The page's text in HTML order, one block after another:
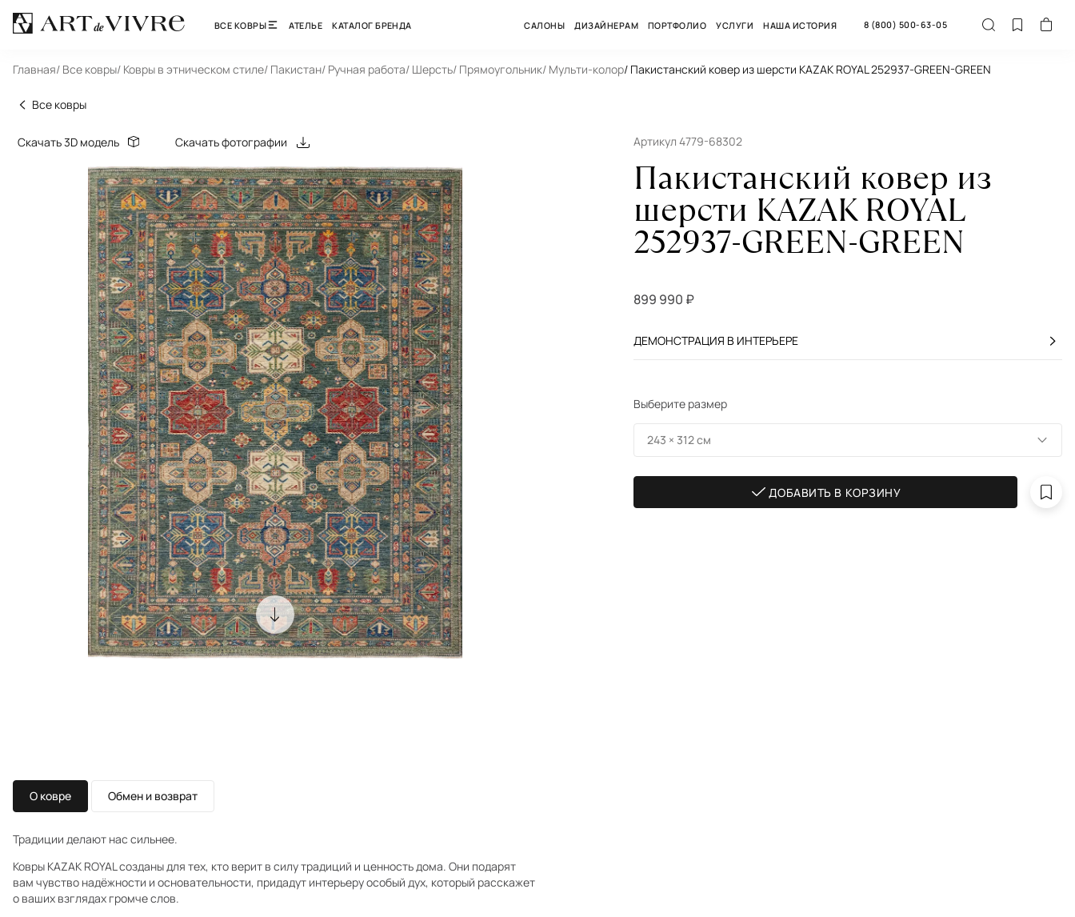
ВСЕ КОВРЫ АТЕЛЬЕ КАТАЛОГ БРЕНДА САЛОНЫ ДИЗАЙНЕРАМ ПОРТФОЛИО УСЛУГИ НАША ИСТОРИЯ 8 (800) 500-63-05
Главная/ Все ковры/ Ковры в этническом стиле/ Пакистан/ Ручная работа/ Шерсть/ Прямоугольник/ Мульти-колор/ Пакистанский ковер из шерсти KAZAK ROYAL 252937-GREEN-GREEN
Все ковры
Скачать 3D модель Скачать фотографии
О ковре Обмен и возврат
Традиции делают нас сильнее.
Ковры KAZAK ROYAL созданы для тех, кто верит в силу традиций и ценность дома. Они подарят
вам чувство надёжности и основательности, придадут интерьеру особый дух, который расскажет
о ваших взглядах громче слов.
Артикул 4779-68302
Пакистанский ковер из
шерсти KAZAK ROYAL
252937-GREEN-GREEN
899 990 ₽
ДЕМОНСТРАЦИЯ В ИНТЕРЬЕРЕ
Выберите размер
243 × 312 см
ДОБАВИТЬ В КОРЗИНУ